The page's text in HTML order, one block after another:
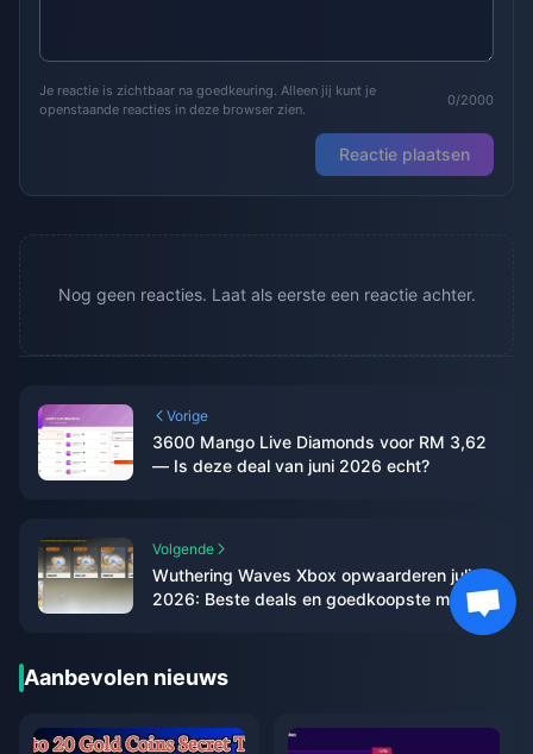
Je reactie is zichtbaar na goedkeuring. Alleen jij kunt je
openstaande reacties in deze browser zien.
0/2000
Reactie plaatsen
Nog geen reacties. Laat als eerste een reactie achter.
Vorige
3600 Mango Live Diamonds voor RM 3,62
— Is deze deal van juni 2026 echt?
Volgende
Wuthering Waves Xbox opwaarderen juli
2026: Beste deals en goedkoopste manier
Aanbevolen nieuws